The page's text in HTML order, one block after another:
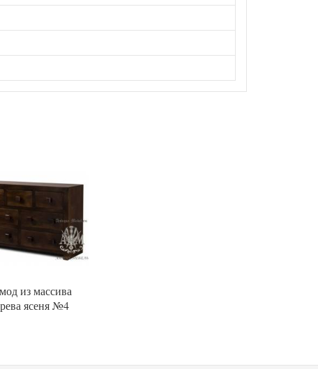
из массива
ясеня №4